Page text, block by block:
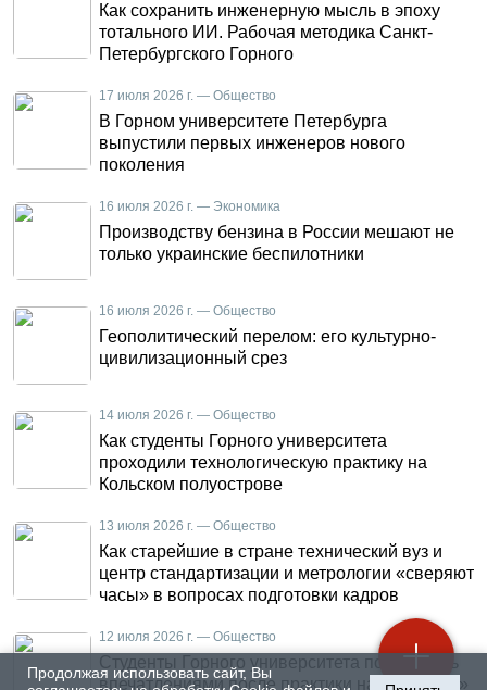
Продолжая использовать сайт, Вы
Как сохранить инженерную мысль в эпоху
тотального ИИ. Рабочая методика Санкт-
Петербургского Горного
17 июля 2026 г. — Общество
В Горном университете Петербурга
выпустили первых инженеров нового
поколения
16 июля 2026 г. — Экономика
Производству бензина в России мешают не
только украинские беспилотники
16 июля 2026 г. — Общество
Геополитический перелом: его культурно-
цивилизационный срез
14 июля 2026 г. — Общество
Как студенты Горного университета
проходили технологическую практику на
Кольском полуострове
13 июля 2026 г. — Общество
Как старейшие в стране технический вуз и
центр стандартизации и метрологии «сверяют
часы» в вопросах подготовки кадров
12 июля 2026 г. — Общество
Студенты Горного университета поделились
впечатлениями после практики на «КАМАЗе»